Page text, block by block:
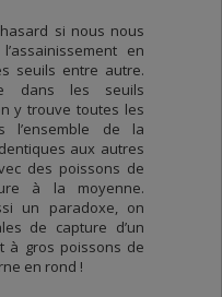
hasard si nous nous
en
seuils entre autre.
dans les seuils
y trouve toutes les
l’ensemble de la
aux autres
des poissons de
à la moyenne.
un paradoxe, on
de capture d’un
à gros poissons de
en rond !